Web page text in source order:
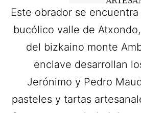
Este obrador se
bucólico valle de
del bizkaino monte
enclave desarrollan
Jerónimo y Pedro
pasteles y tartas